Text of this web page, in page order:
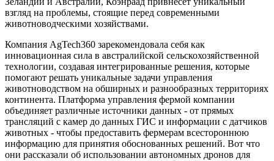
взгляд на проблемы, стоящие перед современными
животноводческими хозяйствами.
Компания AgTech360 зарекомендовала себя как
инновационная сила в австралийской сельскохозяйственной
технологии, создавая интегрированные решения, которые
помогают решать уникальные задачи управления
животноводством на обширных и разнообразных территориях
континента. Платформа управления фермой компании
объединяет различные источники данных - от прямых
трансляций с камер до данных ГИС и информации с датчиков
животных - чтобы предоставить фермерам всестороннюю
информацию для принятия обоснованных решений. Вот что
они рассказали об использовании автономных дронов для